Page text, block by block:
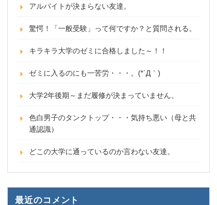
アルバイトが決まらない友達。
驚愕！「一般受験」って何ですか？と質問される。
キラキラ大学のゼミに合格しました～！！
ゼミに入るのにも一苦労・・・。(*´Д｀)
大学2年後期～まだ履修が決まっていません。
色白男子のタンクトップ・・・気持ち悪い（母と共
通認識）
どこの大学に通っているのか言わない友達。
最近のコメント